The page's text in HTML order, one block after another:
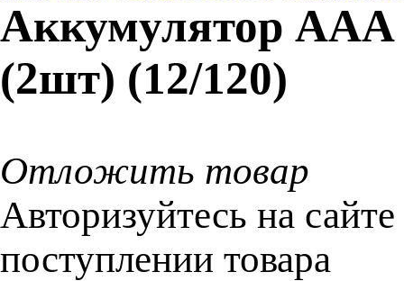
Аккумулятор ААA
(2шт) (12/120)
Отложить товар
Авторизуйтесь на
поступлении товара